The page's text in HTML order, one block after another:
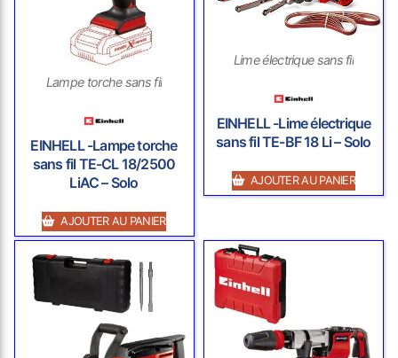
Lampe torche sans fil
EINHELL -Lampe torche
sans fil TE-CL 18/2500
LiAC – Solo
AJOUTER AU PANIER
Lime électrique sans fil
EINHELL -Lime électrique
sans fil TE-BF 18 Li – Solo
AJOUTER AU PANIER